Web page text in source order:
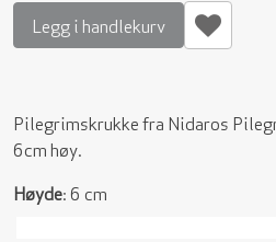
Legg i handlekurv
Pilegrimskrukke fra Nidaros
6cm høy.
Høyde: 6 cm